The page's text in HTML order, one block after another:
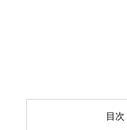
目次